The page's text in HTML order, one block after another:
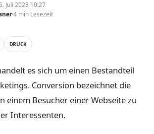
Juli 2023 10:27
4 min Lesezeit
DRUCK
es sich um einen Bestandteil
Conversion bezeichnet die
einem Besucher einer Webseite zu
Interessenten.